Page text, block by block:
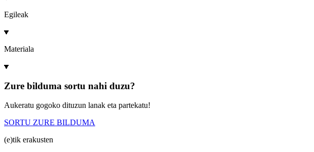
Egileak
Materiala
Zure bilduma sortu nahi duzu?
Aukeratu gogoko dituzun lanak eta partekatu!
SORTU ZURE BILDUMA
(e)tik erakusten